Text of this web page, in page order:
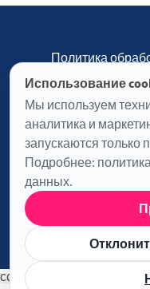
Использование
Мы используем
аналитика и
запускаются только
Подробнее:
данных.
Политика
Журнал
ссс